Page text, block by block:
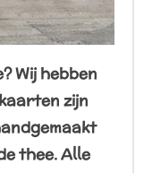
Wij hebben
zijn
thee. Alle